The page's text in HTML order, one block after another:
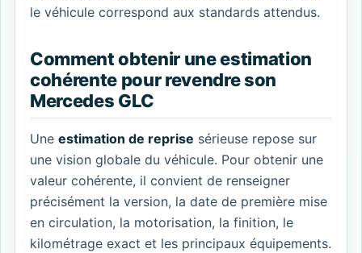
le véhicule correspond aux standards attendus.
Comment obtenir une estimation
cohérente pour revendre son
Mercedes GLC
Une estimation de reprise sérieuse repose sur
une vision globale du véhicule. Pour obtenir une
valeur cohérente, il convient de renseigner
précisément la version, la date de première mise
en circulation, la motorisation, la finition, le
kilométrage exact et les principaux équipements.